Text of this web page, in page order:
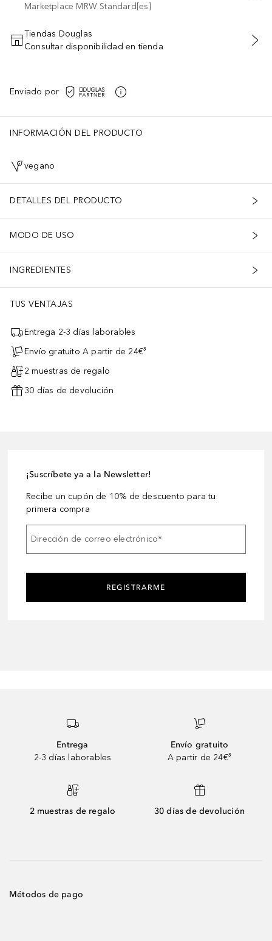
Marketplace MRW Standard[es]
AÑADIR AL CARRITO
Tiendas Douglas
Consultar disponibilidad en tienda
Enviado por
INFORMACIÓN DEL PRODUCTO
vegano
DETALLES DEL PRODUCTO
MODO DE USO
INGREDIENTES
TUS VENTAJAS
Entrega 2-3 días laborables
Envío gratuito A partir de 24€³
2 muestras de regalo
30 días de devolución
¡Suscríbete ya a la Newsletter!
Recibe un cupón de 10% de descuento para tu
primera compra
Dirección de correo electrónico*
REGISTRARME
Entrega
2-3 días laborables
Envío gratuito
A partir de 24€³
2 muestras de regalo 30 días de devolución
Métodos de pago